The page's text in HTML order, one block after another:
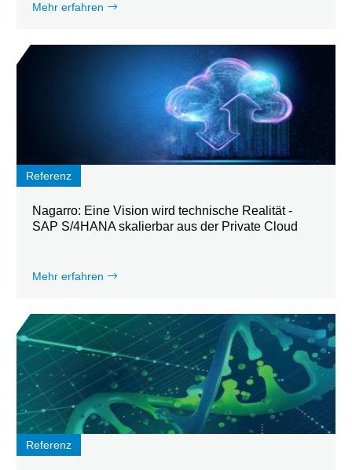
Mehr erfahren
Referenz
Nagarro: Eine Vision wird technische Realität -
SAP S/4HANA skalierbar aus der Private Cloud
Mehr erfahren
Referenz